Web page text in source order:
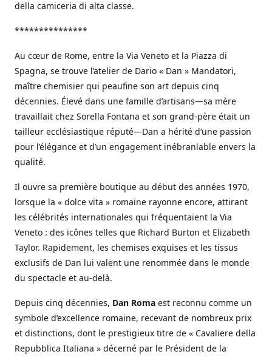
della camiceria di alta classe.
***************
Au cœur de Rome, entre la Via Veneto et la Piazza di
Spagna, se trouve l’atelier de Dario « Dan » Mandatori,
maître chemisier qui peaufine son art depuis cinq
décennies. Élevé dans une famille d’artisans—sa mère
travaillait chez Sorella Fontana et son grand-père était un
tailleur ecclésiastique réputé—Dan a hérité d’une passion
pour l’élégance et d’un engagement inébranlable envers la
qualité.
Il ouvre sa première boutique au début des années 1970,
lorsque la « dolce vita » romaine rayonne encore, attirant
les célébrités internationales qui fréquentaient la Via
Veneto : des icônes telles que Richard Burton et Elizabeth
Taylor. Rapidement, les chemises exquises et les tissus
exclusifs de Dan lui valent une renommée dans le monde
du spectacle et au-delà.
Depuis cinq décennies, Dan Roma est reconnu comme un
symbole d’excellence romaine, recevant de nombreux prix
et distinctions, dont le prestigieux titre de « Cavaliere della
Repubblica Italiana » décerné par le Président de la